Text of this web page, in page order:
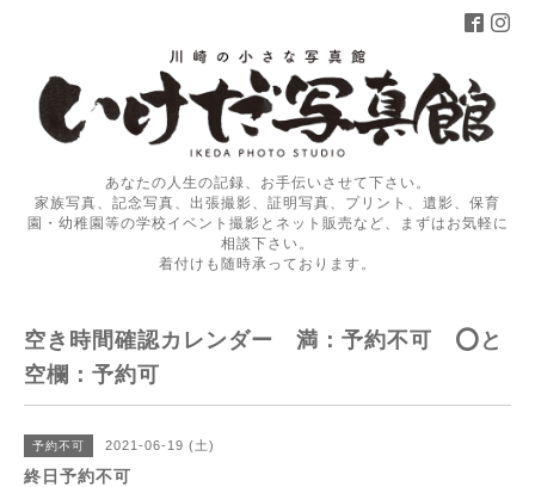
あなたの人生の記録、お手伝いさせて下さい。
家族写真、記念写真、出張撮影、証明写真、プリント、遺影、保育
園・幼稚園等の学校イベント撮影とネット販売など、まずはお気軽に
相談下さい。
着付けも随時承っております。
空き時間確認カレンダー 満：予約不可 ⭕️と
空欄：予約可
予約不可 2021-06-19 (土)
終日予約不可